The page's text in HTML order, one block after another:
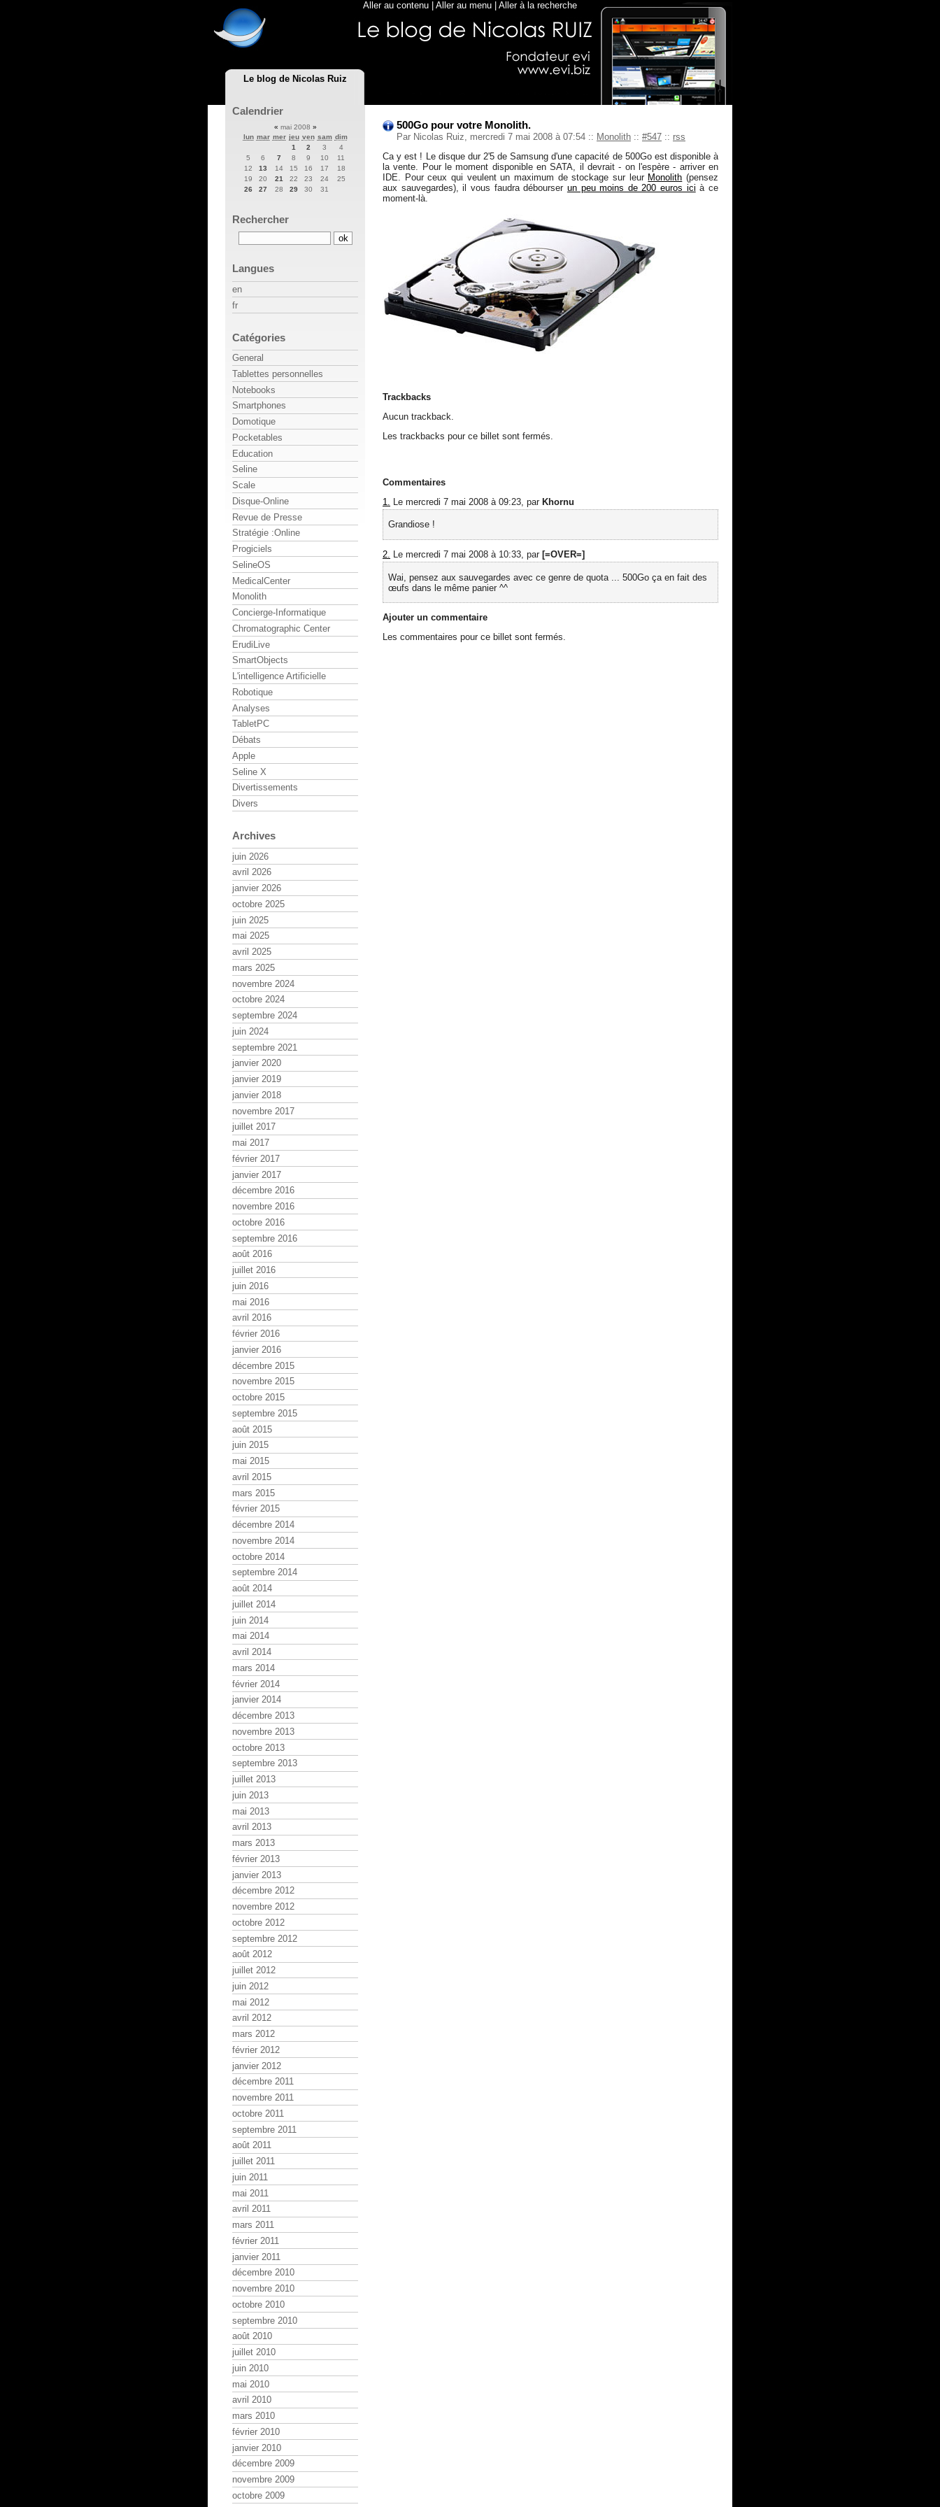
Le blog de Nicolas Ruiz
Aller au contenu Aller au menu Aller à la recherche
500Go pour votre Monolith.
Par Nicolas Ruiz, mercredi 7 mai 2008 à 07:54 :: Monolith :: #547 :: rss
Ca y est ! Le disque dur 2'5 de Samsung d'une capacité de 500Go est disponible à
la vente. Pour le moment disponible en SATA, il devrait - on l'espère - arriver en
IDE. Pour ceux qui veulent un maximum de stockage sur leur Monolith (pensez
aux sauvegardes), il vous faudra débourser un peu moins de 200 euros ici à ce
moment-là.
Trackbacks
Aucun trackback.
Les trackbacks pour ce billet sont fermés.
Commentaires
1.
Le mercredi 7 mai 2008 à 09:23, par Khornu
Grandiose !
2. Le mercredi 7 mai 2008 à 10:33, par [=OVER=]
Wai, pensez aux sauvegardes avec ce genre de quota ... 500Go ça en fait des
œufs dans le même panier ^^
Ajouter un commentaire
Les commentaires pour ce billet sont fermés.
Calendrier
« mai 2008 »
lun mar mer jeu ven sam dim
1
2 3
4
5
6 7 8 9 10
11
12
13 14 15 16 17
18
19
20 21 22 23 24
25
26
27 28 29 30 31
Rechercher
Langues
en
fr
Catégories
General
Tablettes personnelles
Notebooks
Smartphones
Domotique
Pocketables
Education
Seline
Scale
Disque-Online
Revue de Presse
Stratégie :Online
Progiciels
SelineOS
MedicalCenter
Monolith
Concierge-Informatique
Chromatographic Center
ErudiLive
SmartObjects
L'intelligence Artificielle
Robotique
Analyses
TabletPC
Débats
Apple
Seline X
Divertissements
Divers
Archives
juin 2026
avril 2026
janvier 2026
octobre 2025
juin 2025
mai 2025
avril 2025
mars 2025
novembre 2024
octobre 2024
septembre 2024
juin 2024
septembre 2021
janvier 2020
janvier 2019
janvier 2018
novembre 2017
juillet 2017
mai 2017
février 2017
janvier 2017
décembre 2016
novembre 2016
octobre 2016
septembre 2016
août 2016
juillet 2016
juin 2016
mai 2016
avril 2016
février 2016
janvier 2016
décembre 2015
novembre 2015
octobre 2015
septembre 2015
août 2015
juin 2015
mai 2015
avril 2015
mars 2015
février 2015
décembre 2014
novembre 2014
octobre 2014
septembre 2014
août 2014
juillet 2014
juin 2014
mai 2014
avril 2014
mars 2014
février 2014
janvier 2014
décembre 2013
novembre 2013
octobre 2013
septembre 2013
juillet 2013
juin 2013
mai 2013
avril 2013
mars 2013
février 2013
janvier 2013
décembre 2012
novembre 2012
octobre 2012
septembre 2012
août 2012
juillet 2012
juin 2012
mai 2012
avril 2012
mars 2012
février 2012
janvier 2012
décembre 2011
novembre 2011
octobre 2011
septembre 2011
août 2011
juillet 2011
juin 2011
mai 2011
avril 2011
mars 2011
février 2011
janvier 2011
décembre 2010
novembre 2010
octobre 2010
septembre 2010
août 2010
juillet 2010
juin 2010
mai 2010
avril 2010
mars 2010
février 2010
janvier 2010
décembre 2009
novembre 2009
octobre 2009